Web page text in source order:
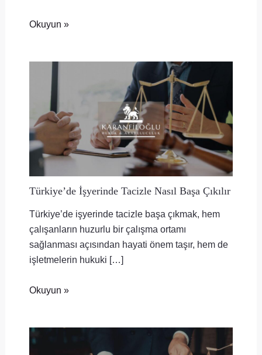
Okuyun »
Türkiye’de İşyerinde Tacizle Nasıl Başa Çıkılır
Türkiye’de işyerinde tacizle başa çıkmak, hem
çalışanların huzurlu bir çalışma ortamı
sağlanması açısından hayati önem taşır, hem de
işletmelerin hukuki […]
Okuyun »